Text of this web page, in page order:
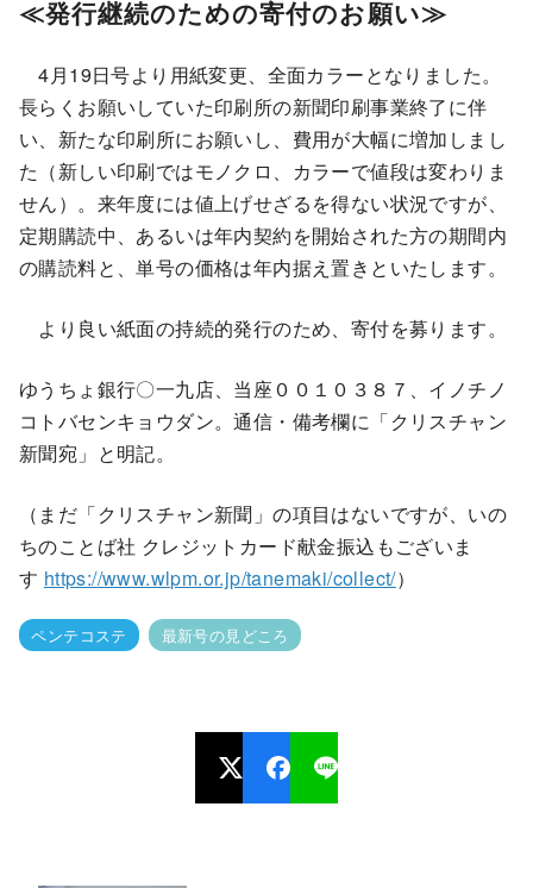
≪発行継続のための寄付のお願い≫
4月19日号より用紙変更、全面カラーとなりました。
長らくお願いしていた印刷所の新聞印刷事業終了に伴
い、新たな印刷所にお願いし、費用が大幅に増加しまし
た（新しい印刷ではモノクロ、カラーで値段は変わりま
せん）。来年度には値上げせざるを得ない状況ですが、
定期購読中、あるいは年内契約を開始された方の期間内
の購読料と、単号の価格は年内据え置きといたします。
より良い紙面の持続的発行のため、寄付を募ります。
ゆうちょ銀行〇一九店、当座００１０３８７、イノチノ
コトバセンキョウダン。通信・備考欄に「クリスチャン
新聞宛」と明記。
（まだ「クリスチャン新聞」の項目はないですが、いの
ちのことば社 クレジットカード献金振込もございま
す https://www.wlpm.or.jp/tanemaki/collect/）
ペンテコステ 最新号の見どころ